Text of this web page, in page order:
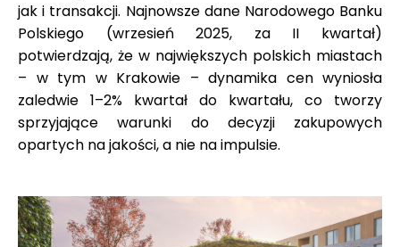
jak i transakcji. Najnowsze dane Narodowego Banku
Polskiego (wrzesień 2025, za II kwartał)
potwierdzają, że w największych polskich miastach
– w tym w Krakowie – dynamika cen wyniosła
zaledwie 1–2% kwartał do kwartału, co tworzy
sprzyjające warunki do decyzji zakupowych
opartych na jakości, a nie na impulsie.